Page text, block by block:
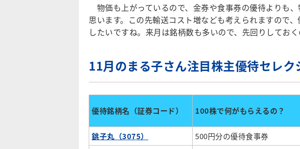
物価も上がっているので、金券や食事券の優待よりも
思います。この先輸送コスト増なども考えられますので
したいですね。来月は銘柄数も多いので、先回りしておく
11月のまる子さん注目株主優待セレク
優待銘柄名（証券コード） 100株で何がもらえるの？
銚子丸（3075）
500円分の優待食事券